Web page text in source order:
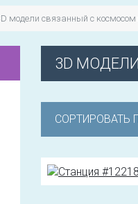
модели связанный с
3D
СОРТИРОВАТЬ